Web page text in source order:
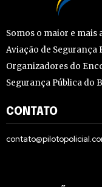
Somos o maior e
Aviação de Segurança
Organizadores do
Segurança Pública do
CONTATO